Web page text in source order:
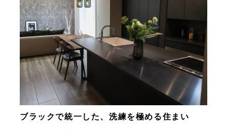
ブラックで統一した、洗練を極める住まい